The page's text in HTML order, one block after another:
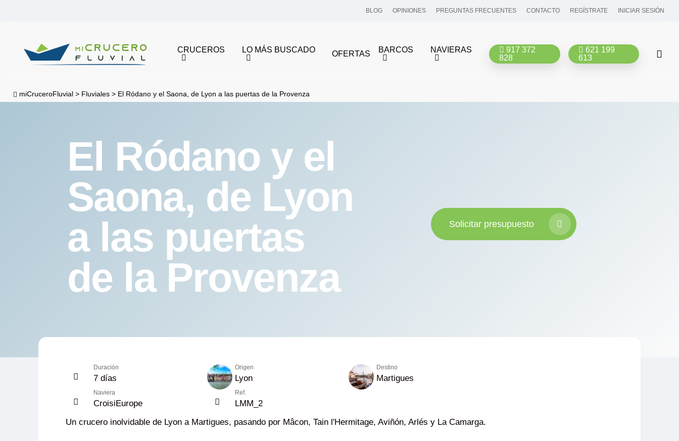
content
BLOG OPINIONES PREGUNTAS FRECUENTES CONTACTO REGÍSTRATE INICIAR SESIÓN
CRUCEROS LO MÁS BUSCADO OFERTAS BARCOS NAVIERAS
917 372
828
621 199
613
miCruceroFluvial > Fluviales> El Ródano y el Saona, de Lyon a las puertas de la Provenza
El Ródano y el
Saona, de Lyon
a las puertas
de la Provenza
Solicitar presupuesto
Duración
7 días
Origen
Lyon
Destino
Martigues
Naviera
CroisiEurope
Ref.
LMM_2
Un crucero inolvidable de Lyon a Martigues, pasando por Mâcon, Tain l'Hermitage, Aviñón, Arlés y La Camarga.